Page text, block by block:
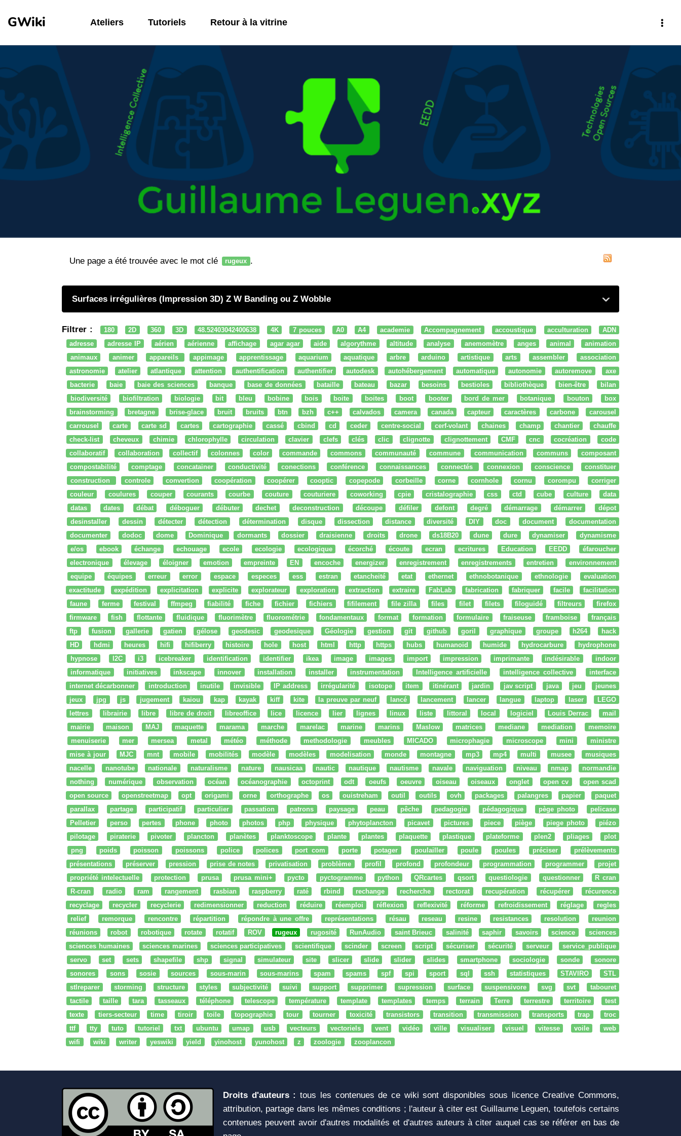
GWiki Ateliers Tutoriels Retour à la vitrine
Une page a été trouvée avec le mot clé rugeux .
Surfaces irrégulières (Impression 3D) Z W Banding ou Z Wobble
Filtrer : 180 2D 360 3D 48.52403042400638 4K 7 pouces A0 A4 academie Accompagnement accoustique acculturation
ADN
adresse
adresse IP aérien aérienne affichage agar agar aide algorythme altitude analyse anemomètre anges animal
animation
animaux
animer appareils appimage apprentissage aquarium aquatique arbre arduino artistique arts assembler
association
astronomie
atelier atlantique attention authentification authentifier autodesk autohébergement automatique autonomie autoremove
axe
bacterie
baie baie des sciences banque base de données bataille bateau bazar besoins bestioles bibliothèque bien-être
bilan
biodiversité
biofiltration biologie bit bleu bobine bois boite boites boot booter bord de mer botanique bouton
box
brainstorming
bretagne brise-glace bruit bruits btn bzh c++ calvados camera canada capteur caractères carbone
carousel
carrousel
carte carte sd cartes cartographie cassé cbind cd ceder centre-social cerf-volant chaines champ chantier
chauffe
check-list
cheveux chimie chlorophylle circulation clavier clefs clés clic clignotte clignottement CMF cnc cocréation
code
collaboratif
collaboration collectif colonnes color commande commons communauté commune communication communs
composant
compostabilité
comptage concatainer conductivité conections conférence connaissances connectés connexion conscience
constituer
construction
controle convertion coopération coopérer cooptic copepode corbeille corne cornhole cornu corompu
corriger
couleur
coulures couper courants courbe couture couturiere coworking cpie cristalographie css ctd cube culture
data
datas
dates débat déboguer débuter dechet deconstruction découpe défiler defont degré démarrage démarrer
dépot
desinstaller
dessin détecter détection détermination disque dissection distance diversité DIY doc document
documentation
documenter
dodoc dome Dominique dormants dossier draisienne droits drone ds18B20 dune dure dynamiser
dynamisme
e/os
ebook échange echouage ecole ecologie ecologique écorché écoute ecran ecritures Education EEDD
éfaroucher
electronique
élevage éloigner emotion empreinte EN encoche energizer enregistrement enregistrements entretien
environnement
equipe
équipes erreur error espace especes ess estran etancheité etat ethernet ethnobotanique ethnologie
evaluation
exactitude
expédition explicitation explicite explorateur exploration extraction extraire FabLab fabrication fabriquer facile
facilitation
faune
ferme festival ffmpeg fiabilité fiche fichier fichiers fifilement file zilla files filet filets filoguidé filtreurs
firefox
firmware
fish flottante fluidique fluorimètre fluorométrie fondamentaux format formation formulaire fraiseuse framboise
français
ftp
fusion gallerie gatien gélose geodesic geodesique Géologie gestion git github goril graphique groupe h264
hack
HD
hdmi heures hifi hifiberry histoire hole host html http https hubs humanoid humide hydrocarbure
hydrophone
hypnose
I2C i3 icebreaker identification identifier ikea image images import impression imprimante indésirable
indoor
informatique
initiatives inkscape innover installation installer instrumentation Intelligence artificielle intelligence collective
interface
internet décarbonner
introduction inutile invisible IP address irrégularité isotope item itinérant jardin jav script java jeu
jeunes
jeux
jpg js jugement kaiou kap kayak kiff kite la preuve par neuf lancé lancement lancer langue laptop laser
LEGO
lettres
librairie libre libre de droit libreoffice lice licence lier lignes linux liste littoral local logiciel Louis Derrac
mail
mairie
maison MAJ maquette marama marche marelac marine marins Maslow matrices mediane mediation
memoire
menuiserie
mer mersea metal météo méthode methodologie meubles MICADO microphagie microscope mini
ministre
mise à jour
MJC mnt mobile mobilités modèle modèles modelisation monde montagne mp3 mp4 multi musee
musiques
nacelle
nanotube nationale naturalisme nature nausicaa nautic nautique nautisme navale naviguation niveau nmap
normandie
nothing
numérique observation océan océanographie octoprint odt oeufs oeuvre oiseau oiseaux onglet open cv
open scad
open source
openstreetmap opt origami orne orthographe os ouistreham outil outils ovh packages palangres papier
paquet
parallax
partage participatif particulier passation patrons paysage peau pêche pedagogie pédagogique pège photo
pelicase
Pelletier
perso pertes phone photo photos php physique phytoplancton picavet pictures piece piège piege photo
piézo
pilotage
piraterie pivoter plancton planètes planktoscope plante plantes plaquette plastique plateforme plen2 pliages
plot
png
poids poisson poissons police polices port com porte potager poulailler poule poules préciser
prélèvements
présentations
préserver pression prise de notes privatisation problème profil profond profondeur programmation programmer
projet
propriété intelectuelle
protection prusa prusa mini+ pycto pyctogramme python QRcartes qsort questiologie questionner
R cran
R-cran
radio ram rangement rasbian raspberry raté rbind rechange recherche rectorat recupération récupérer
récurence
recyclage
recycler recyclerie redimensionner reduction réduire réemploi réflexion reflexivité réforme refroidissement réglage
regles
relief
remorque rencontre répartition répondre à une offre représentations résau reseau resine resistances resolution
reunion
réunions
robot robotique rotate rotatif ROV rugeux rugosité RunAudio saint Brieuc salinité saphir savoirs science
sciences
sciences humaines
sciences marines sciences participatives scientifique scinder screen script sécuriser sécurité serveur
service_publique
servo
set sets shapefile shp signal simulateur site slicer slide slider slides smartphone sociologie sonde
sonore
sonores
sons sosie sources sous-marin sous-marins spam spams spf spi sport sql ssh statistiques STAVIRO
STL
stlreparer
storming structure styles subjectivité suivi support supprimer supression surface suspensivore svg svt
tabouret
tactile
taille tara tasseaux téléphone telescope température template templates temps terrain Terre terrestre territoire
test
texte
tiers-secteur time tiroir toile topographie tour tourner toxicité transistors transition transmission transports trap
troc
ttf
tty tuto tutoriel txt ubuntu umap usb vecteurs vectoriels vent vidéo ville visualiser visuel vitesse voile
web
wifi
wiki writer yeswiki yield yinohost yunohost z zoologie zooplancon
Droits d'auteurs : tous les contenues de ce wiki sont disponibles sous licence Creative Commons,
attribution, partage dans les mêmes conditions ; l'auteur à citer est Guillaume Leguen, toutefois certains
contenues peuvent avoir d'autres modalités et d'autres auteurs à citer auquel cas se référer en bas de